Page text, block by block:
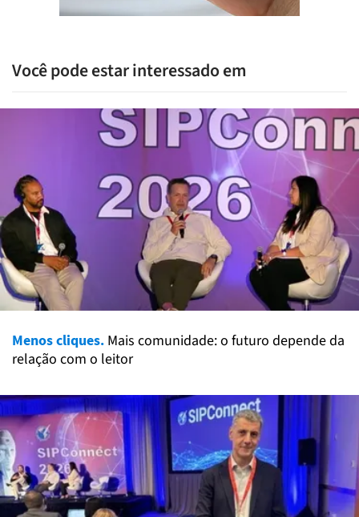
Você pode estar interessado em
Menos cliques. Mais comunidade: o futuro depende da
relação com o leitor